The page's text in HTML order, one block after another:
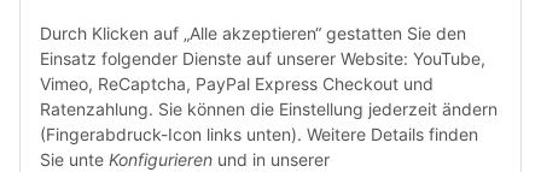
Bitte senden Sie mir entsprechend IhrerDatenschutzerklärungregelmäßig und
jederzeit widerruflich Informationen zu Ihrem Produktsortiment per E-Mail zu.
Durch Klicken auf „Alle akzeptieren“ gestatten Sie den
Einsatz folgender Dienste auf unserer Website: YouTube,
Vimeo, ReCaptcha, PayPal Express Checkout und
Ratenzahlung. Sie können die Einstellung jederzeit ändern
(Fingerabdruck-Icon links unten). Weitere Details finden
Sie unte Konfigurieren und in unserer